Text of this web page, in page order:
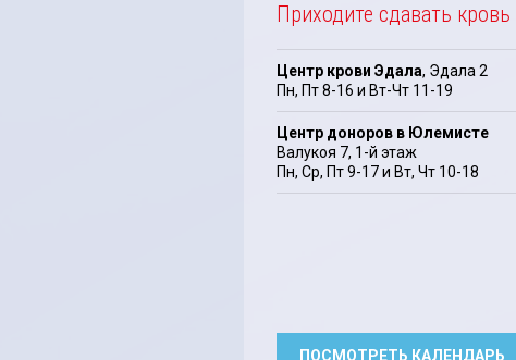
Приходите сдавать кровь
Центр крови Эдала, Эдала 2
Пн, Пт 8-16 и Вт-Чт 11-19
Центр доноров в Юлемисте
Валукоя 7, 1-й этаж
Пн, Cp, Пт 9-17 и Bт, Чт 10-18
ПОСМОТРЕТЬ КАЛЕНДАРЬ